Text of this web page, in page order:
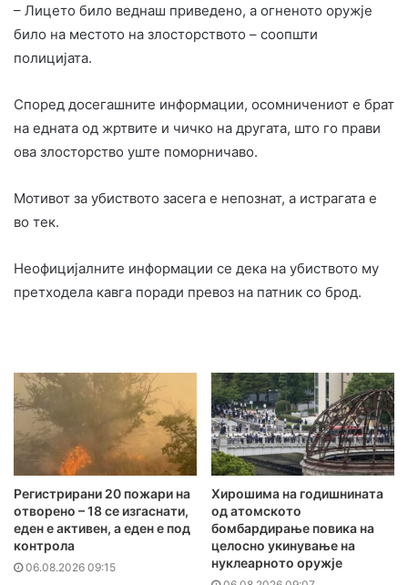
– Лицето било веднаш приведено, а огненото оружје
било на местото на злосторството – соопшти
полицијата.
Според досегашните информации, осомничениот е брат
на едната од жртвите и чичко на другата, што го прави
ова злосторство уште поморничаво.
Мотивот за убиството засега е непознат, а истрагата е
во тек.
Неофицијалните информации се дека на убиството му
претходела кавга поради превоз на патник со брод.
Регистрирани 20 пожари на
отворено – 18 се изгаснати,
еден е активен, а еден е под
контрола
06.08.2026 09:15
Хирошима на годишнината
од атомското
бомбардирање повика на
целосно укинување на
нуклеарното оружје